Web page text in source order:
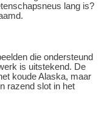
lang is?
die ondersteund
is uitstekend. De
koude Alaska, maar
razend slot in het